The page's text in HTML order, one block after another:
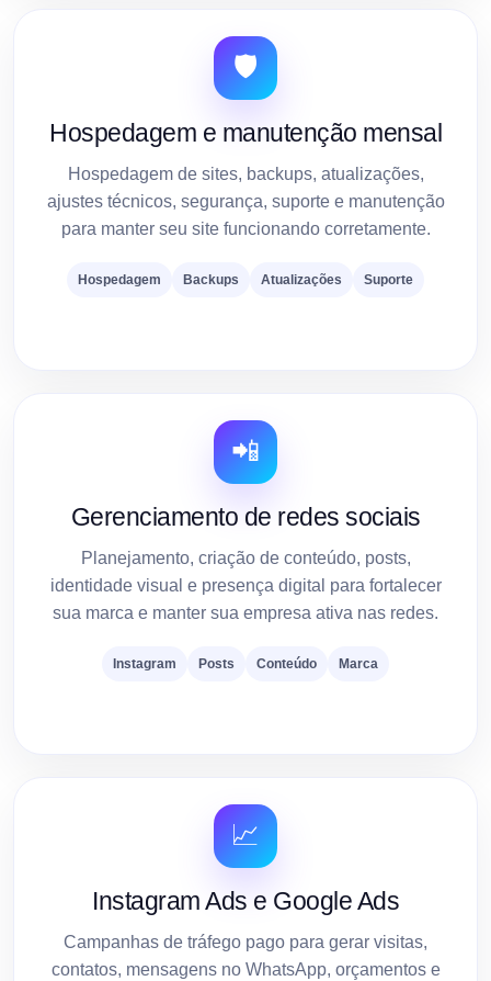
🛡️
Hospedagem e manutenção mensal
Hospedagem de sites, backups, atualizações,
ajustes técnicos, segurança, suporte e manutenção
para manter seu site funcionando corretamente.
Hospedagem Backups Atualizações Suporte
📲
Gerenciamento de redes sociais
Planejamento, criação de conteúdo, posts,
identidade visual e presença digital para fortalecer
sua marca e manter sua empresa ativa nas redes.
Instagram Posts Conteúdo Marca
📈
Instagram Ads e Google Ads
Campanhas de tráfego pago para gerar visitas,
contatos, mensagens no WhatsApp, orçamentos e